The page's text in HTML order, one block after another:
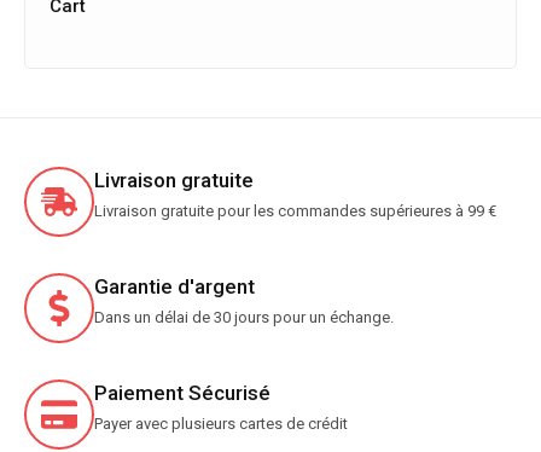
Cart
Livraison gratuite
Livraison gratuite pour les commandes supérieures à 99 €
Garantie d'argent
Dans un délai de 30 jours pour un échange.
Paiement Sécurisé
Payer avec plusieurs cartes de crédit